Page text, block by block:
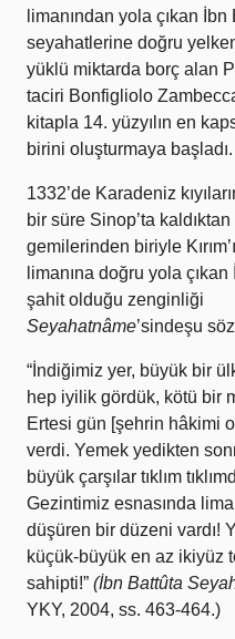
limanından yola çıkan
seyahatlerine doğru
yüklü miktarda borç alan
taciri Bonfigliolo
kitapla 14. yüzyılın en
birini oluşturmaya başladı.
1332’de Karadeniz
bir süre Sinop’ta
gemilerinden biriyle
limanına doğru yola
şahit olduğu zenginliği
Seyahatnâme’sindeşu
“İndiğimiz yer, büyük bir
hep iyilik gördük, kötü bir
Ertesi gün [şehrin hâkimi
verdi. Yemek yedikten
büyük çarşılar tıklım
Gezintimiz esnasında
düşüren bir düzeni vardı!
küçük-büyük en az ikiyüz
sahipti!” (İbn Battûta
YKY, 2004, ss. 463-464.)